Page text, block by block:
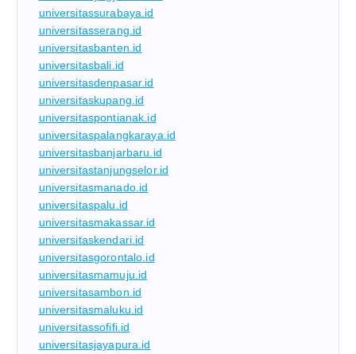
universitassurabaya.id
universitasserang.id
universitasbanten.id
universitasbali.id
universitasdenpasar.id
universitaskupang.id
universitaspontianak.id
universitaspalangkaraya.id
universitasbanjarbaru.id
universitastanjungselor.id
universitasmanado.id
universitaspalu.id
universitasmakassar.id
universitaskendari.id
universitasgorontalo.id
universitasmamuju.id
universitasambon.id
universitasmaluku.id
universitassofifi.id
universitasjayapura.id